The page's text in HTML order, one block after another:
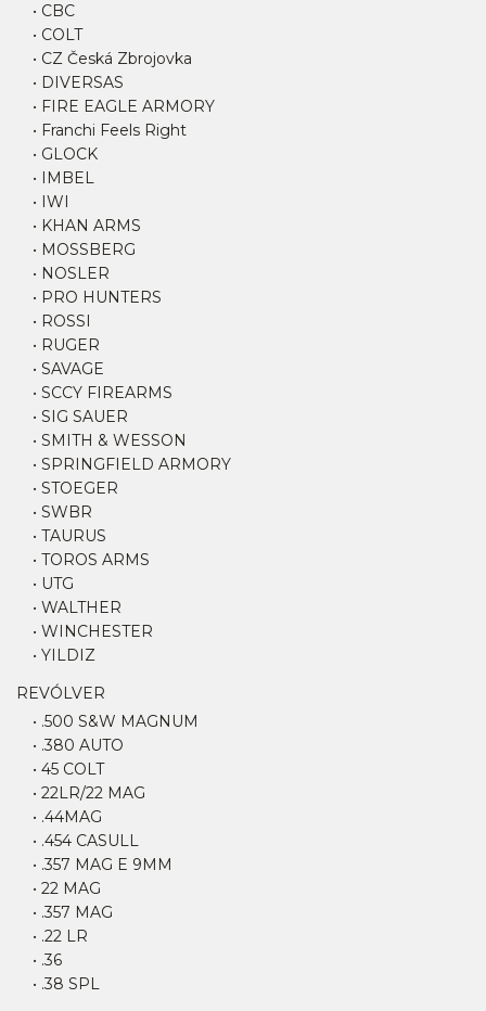
• CBC
• COLT
• CZ Česká Zbrojovka
• DIVERSAS
• FIRE EAGLE ARMORY
• Franchi Feels Right
• GLOCK
• IMBEL
• IWI
• KHAN ARMS
• MOSSBERG
• NOSLER
• PRO HUNTERS
• ROSSI
• RUGER
• SAVAGE
• SCCY FIREARMS
• SIG SAUER
• SMITH & WESSON
• SPRINGFIELD ARMORY
• STOEGER
• SWBR
• TAURUS
• TOROS ARMS
• UTG
• WALTHER
• WINCHESTER
• YILDIZ
REVÓLVER
• .500 S&W MAGNUM
• .380 AUTO
• 45 COLT
• 22LR/22 MAG
• .44MAG
• .454 CASULL
• .357 MAG E 9MM
• 22 MAG
• .357 MAG
• .22 LR
• .36
• .38 SPL